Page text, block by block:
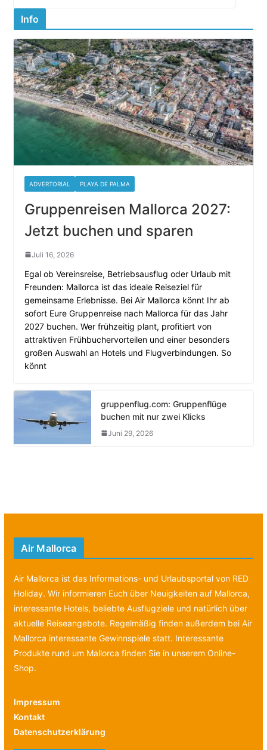
Info
ADVERTORIAL PLAYA DE PALMA
Gruppenreisen Mallorca 2027:
Jetzt buchen und sparen
Juli 16, 2026
Egal ob Vereinsreise, Betriebsausflug oder Urlaub mit
Freunden: Mallorca ist das ideale Reiseziel für
gemeinsame Erlebnisse. Bei Air Mallorca könnt Ihr ab
sofort Eure Gruppenreise nach Mallorca für das Jahr
2027 buchen. Wer frühzeitig plant, profitiert von
attraktiven Frühbuchervorteilen und einer besonders
großen Auswahl an Hotels und Flugverbindungen. So
könnt
gruppenflug.com: Gruppenflüge
buchen mit nur zwei Klicks
Juni 29, 2026
Air Mallorca
Air Mallorca ist das Informations- und Urlaubsportal von RED
Holiday. Wir informieren Euch über Neuigkeiten auf Mallorca,
interessante Hotels, beliebte Ausflugziele und natürlich über
aktuelle Reiseangebote. Regelmäßig finden außerdem bei Air
Mallorca interessante Gewinnspiele statt. Interessante
Produkte rund um Mallorca finden Sie in unserem Online-
Shop.
Impressum
Kontakt
Datenschutzerklärung